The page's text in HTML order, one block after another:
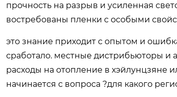
прочность на разрыв и усиленная
востребованы пленки с особыми
это знание приходит с опытом и
сработало. местные дистрибьюторы и
расходы на отопление в хэйлунцзяне
начинается с вопроса ?для какого